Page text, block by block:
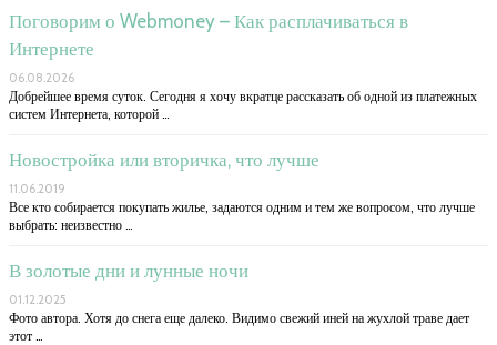
Поговорим о Webmoney – Как расплачиваться в
Интернете
06.08.2026
Добрейшее время суток. Сегодня я хочу вкратце рассказать об одной из платежных
систем Интернета, которой …
Новостройка или вторичка, что лучше
11.06.2019
Все кто собирается покупать жилье, задаются одним и тем же вопросом, что лучше
выбрать: неизвестно …
В золотые дни и лунные ночи
01.12.2025
Фото автора. Хотя до снега еще далеко. Видимо свежий иней на жухлой траве дает
этот …